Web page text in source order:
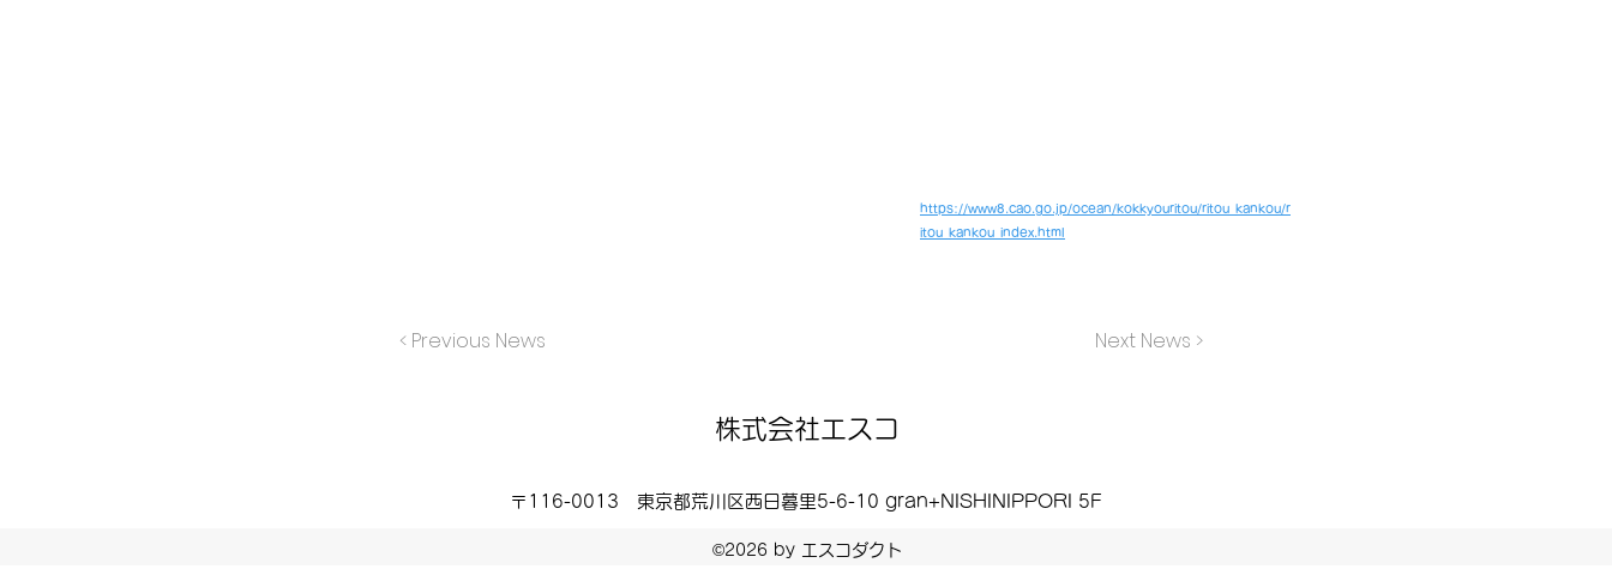
https://www8.cao.go.jp/ocean/kokkyouritou/ritou_kankou/r
itou_kankou_index.html
< Previous News Next News >
株式会社エスコ
〒116-0013 東京都荒川区西日暮里5-6-10 gran+NISHINIPPORI 5F
©2026 by エスコダクト